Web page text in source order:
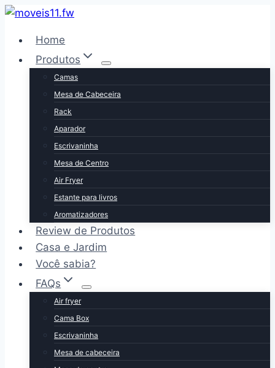
Pular
Conteúdo
Home
Produtos
Camas
Mesa de Cabeceira
Rack
Aparador
Escrivaninha
Mesa de Centro
Air Fryer
Estante para livros
Aromatizadores
Review de Produtos
Casa e Jardim
Você sabia?
FAQs
Air fryer
Cama Box
Escrivaninha
Mesa de cabeceira